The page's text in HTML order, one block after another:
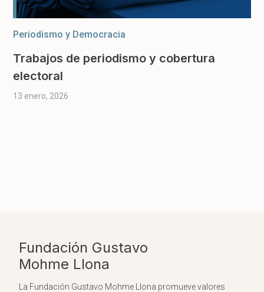
Periodismo y Democracia
Trabajos de periodismo y cobertura
electoral
13 enero, 2026
Fundación Gustavo
Mohme Llona
La Fundación Gustavo Mohme Llona promueve valores